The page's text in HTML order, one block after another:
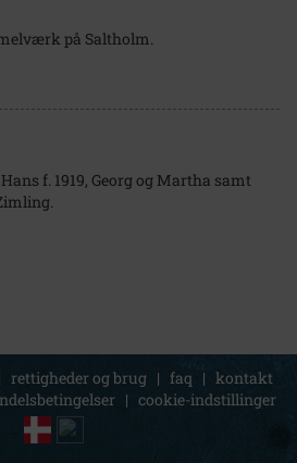
på Saltholm.
f. 1919, Georg og Martha samt
rettigheder og brug | faq | kontakt
| cookie-indstillinger